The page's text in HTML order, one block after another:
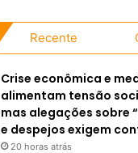
Recente
Crise econômica e
alimentam tensão
mas alegações sobre
e despejos exigem
20 horas atrás